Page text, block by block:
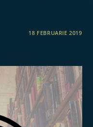
18 FEBRUARIE 2019